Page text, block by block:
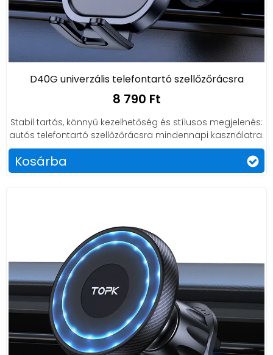
D40G univerzális telefontartó szellőzőrácsra
8 790 Ft
Stabil tartás, könnyű kezelhetőség és stílusos megjelenés:
autós telefontartó szellőzőrácsra mindennapi kasználatra.
Kosárba